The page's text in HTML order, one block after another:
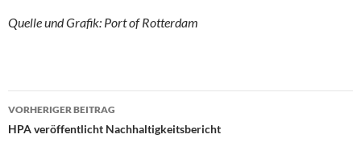
Quelle und Grafik: Port of Rotterdam
Beitragsnavigation
VORHERIGER BEITRAG
HPA veröffentlicht Nachhaltigkeitsbericht